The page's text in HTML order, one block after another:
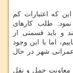
كه اعتبارات كم
طلب كارهای
و باید قسمتی از
اما با این وجود
شهر در حال
معاونت حمل و نقل